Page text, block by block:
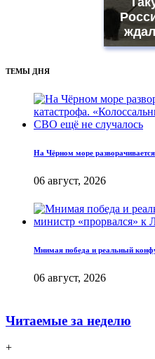
ТЕМЫ ДНЯ
На Чёрном море разворачивается
06 август, 2026
Мнимая победа и реальный
06 август, 2026
Читаемые за неделю
+